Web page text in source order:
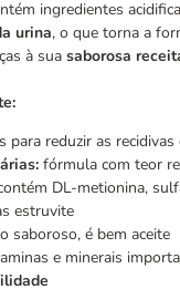
ingredientes
urina, o que torna a
à sua saborosa
reduzir as
fórmula com teor
DL-metionina,
estruvite
saboroso, é bem aceite
e minerais